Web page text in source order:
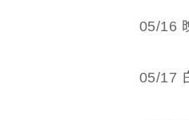
05/16
05/17